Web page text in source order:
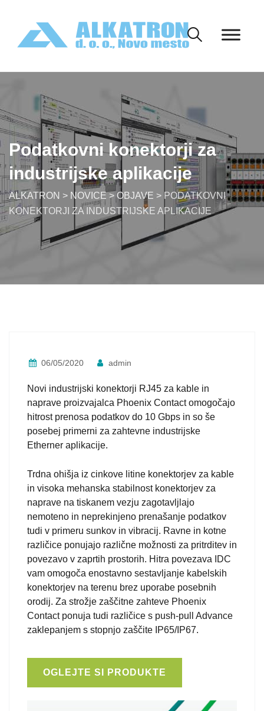
content
Podatkovni konektorji za
industrijske aplikacije
ALKATRON > NOVICE> OBJAVE > PODATKOVNI
KONEKTORJI ZA INDUSTRIJSKE APLIKACIJE
06/05/2020 admin
Novi industrijski konektorji RJ45 za kable in
naprave proizvajalca Phoenix Contact omogočajo
hitrost prenosa podatkov do 10 Gbps in so še
posebej primerni za zahtevne industrijske
Etherner aplikacije.
Trdna ohišja iz cinkove litine konektorjev za kable
in visoka mehanska stabilnost konektorjev za
naprave na tiskanem vezju zagotavljlajo
nemoteno in neprekinjeno prenašanje podatkov
tudi v primeru sunkov in vibracij. Ravne in kotne
različice ponujajo različne možnosti za pritrditev in
povezavo v zaprtih prostorih. Hitra povezava IDC
vam omogoča enostavno sestavljanje kabelskih
konektorjev na terenu brez uporabe posebnih
orodij. Za strožje zaščitne zahteve Phoenix
Contact ponuja tudi različice s push-pull Advance
zaklepanjem s stopnjo zaščite IP65/IP67.
OGLEJTE SI PRODUKTE